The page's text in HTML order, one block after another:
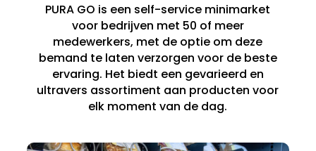
PURA GO is een self-service minimarket
voor bedrijven met 50 of meer
medewerkers, met de optie om deze
bemand te laten verzorgen voor de beste
ervaring. Het biedt een gevarieerd en
ultravers assortiment aan producten voor
elk moment van de dag.